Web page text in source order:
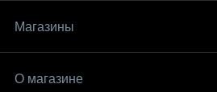
Магазины
О магазине